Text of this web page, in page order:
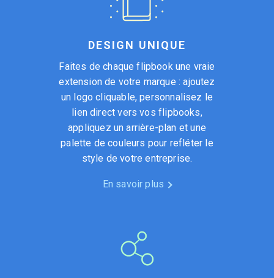
DESIGN UNIQUE
Faites de chaque flipbook une vraie
extension de votre marque : ajoutez
un logo cliquable, personnalisez le
lien direct vers vos flipbooks,
appliquez un arrière-plan et une
palette de couleurs pour refléter le
style de votre entreprise.
En savoir plus